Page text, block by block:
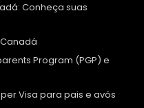
Conheça suas
Program (PGP) e
Visa para pais e avós